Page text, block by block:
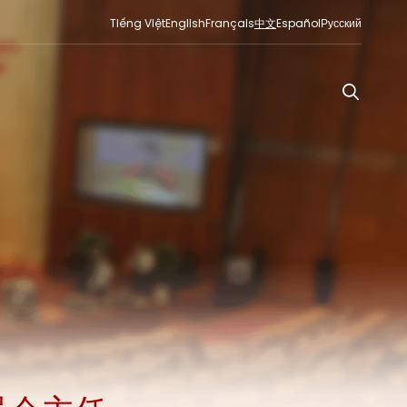
Tiếng ViệtEnglishFrançais中文EspañolРусский